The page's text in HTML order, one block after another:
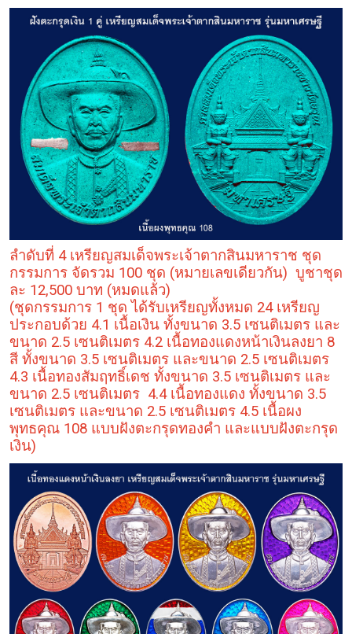
ลำดับที่ 4 เหรียญสมเด็จพระเจ้าตากสินมหาราช ชุด
กรรมการ จัดรวม 100 ชุด (หมายเลขเดียวกัน) บูชาชุด
ละ 12,500 บาท (หมดแล้ว)
(ชุดกรรมการ 1 ชุด ได้รับเหรียญทั้งหมด 24 เหรียญ
ประกอบด้วย 4.1 เนื้อเงิน ทั้งขนาด 3.5 เซนติเมตร และ
ขนาด 2.5 เซนติเมตร 4.2 เนื้อทองแดงหน้าเงินลงยา 8
สี ทั้งขนาด 3.5 เซนติเมตร และขนาด 2.5 เซนติเมตร
4.3 เนื้อทองสัมฤทธิ์เดช ทั้งขนาด 3.5 เซนติเมตร และ
ขนาด 2.5 เซนติเมตร 4.4 เนื้อทองแดง ทั้งขนาด 3.5
เซนติเมตร และขนาด 2.5 เซนติเมตร 4.5 เนื้อผง
พุทธคุณ 108 แบบฝังตะกรุดทองคำ และแบบฝังตะกรุด
เงิน)